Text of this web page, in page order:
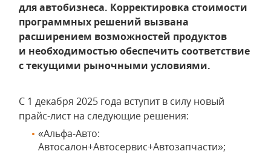
для автобизнеса. Корректировка стоимости
программных решений вызвана
расширением возможностей продуктов
и необходимостью обеспечить соответствие
с текущими рыночными условиями.
С 1 декабря 2025 года вступит в силу новый
прайс-лист на следующие решения:
«Альфа-Авто:
Автосалон+Автосервис+Автозапчасти»;